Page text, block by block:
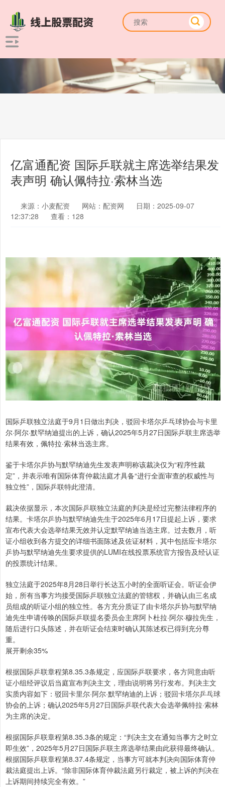
亿富通配资 国际乒联就主席选举结果发
表声明 确认佩特拉·索林当选
来源：小麦配资 网站：配资网
日期：2025-09-07
12:37:28
查看：128
国际乒联独立法庭于9月1日做出判决，驳回卡塔尔乒乓球协会与卡里
尔·阿尔·默罕纳迪提出的上诉，确认2025年5月27日国际乒联主席选举
结果有效，佩特拉·索林当选主席。
鉴于卡塔尔乒协与默罕纳迪先生发表声明称该裁决仅为“程序性裁
定”，并表示唯有国际体育仲裁法庭才具备“进行全面审查的权威性与
独立性”，国际乒联特此澄清。
裁决依据显示，本次国际乒联独立法庭的判决是经过完整法律程序的
结果。卡塔尔乒协与默罕纳迪先生于2025年6月17日提起上诉，要求
宣布代表大会选举结果无效并认定默罕纳迪当选主席。过去数月，听
证小组收到各方提交的详细书面陈述及佐证材料，其中包括应卡塔尔
乒协与默罕纳迪先生要求提供的LUMI在线投票系统官方报告及经认证
的投票统计结果。
独立法庭于2025年8月28日举行长达五小时的全面听证会。听证会伊
始，所有当事方均接受国际乒联独立法庭的管辖权，并确认由三名成
员组成的听证小组的独立性。各方充分质证了由卡塔尔乒协与默罕纳
迪先生申请传唤的国际乒联提名委员会主席阿卜杜拉·阿尔·穆拉先生，
随后进行口头陈述，并在听证会结束时确认其陈述权已得到充分尊
重。
展开剩余35%
根据国际乒联章程第8.35.3条规定，应国际乒联要求，各方同意由听
证小组经评议后当庭宣布判决主文，理由说明将另行发布。判决主文
实质内容如下：驳回卡里尔·阿尔·默罕纳迪的上诉；驳回卡塔尔乒乓球
协会的上诉；确认2025年5月27日国际乒联代表大会选举佩特拉·索林
为主席的决定。
根据国际乒联章程第8.35.3条的规定：“判决主文在通知当事方之时立
即生效”，2025年5月27日国际乒联主席选举结果由此获得最终确认。
根据国际乒联章程第8.37.4条规定，当事方可就本判决向国际体育仲
裁法庭提出上诉。“除非国际体育仲裁法庭另行裁定，被上诉的判决在
上诉期间持续完全有效。”